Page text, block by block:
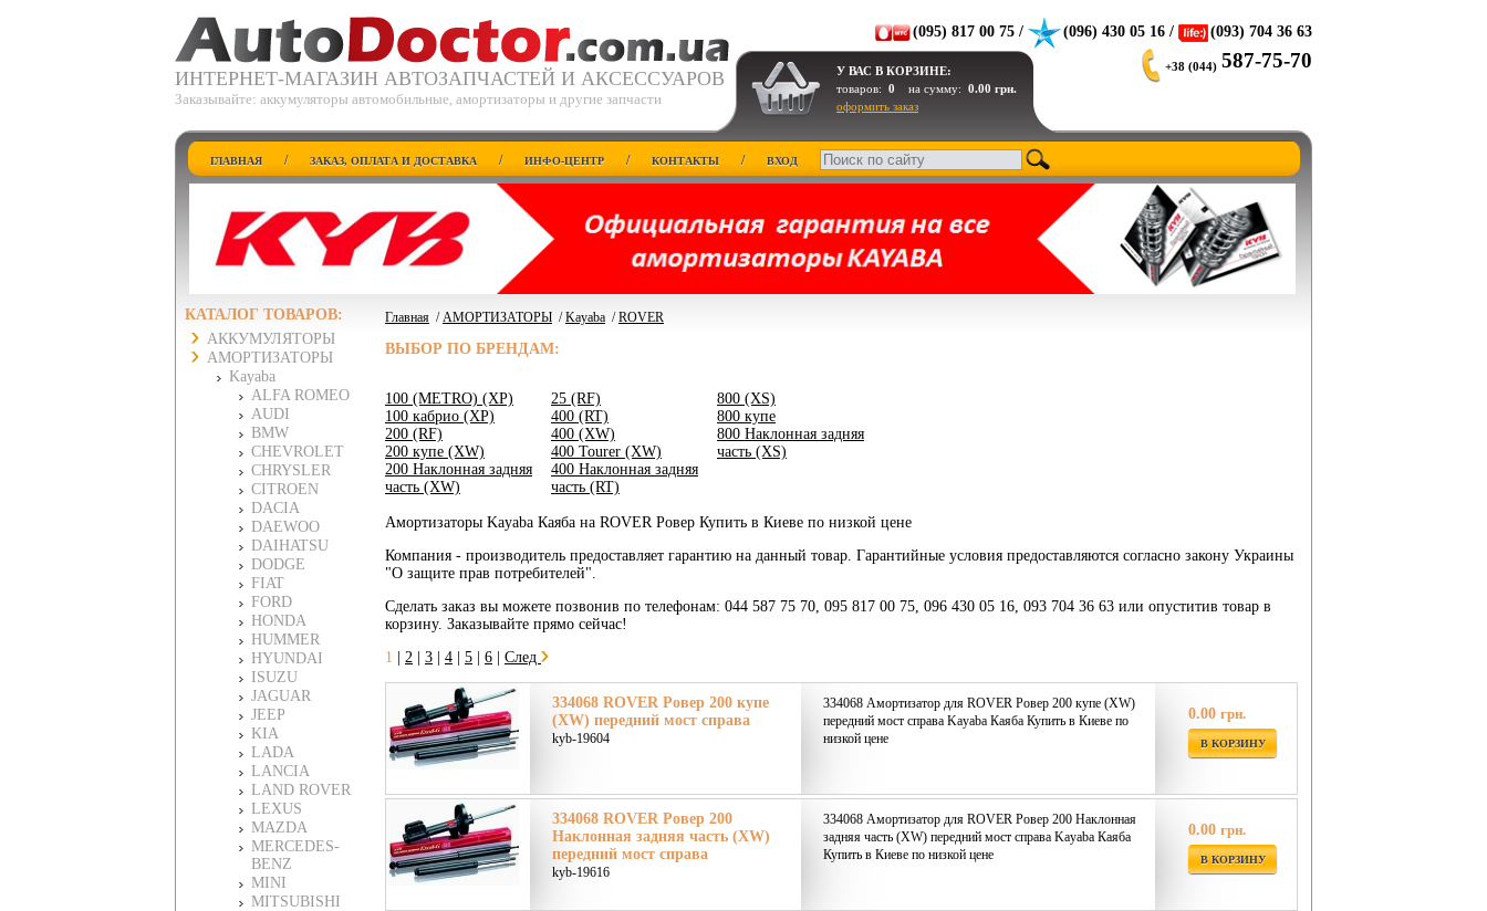
ИНТЕРНЕТ-МАГАЗИН АВТОЗАПЧАСТЕЙ И АКСЕССУАРОВ
Заказывайте: аккумуляторы автомобильные, амортизаторы и другие запчасти
(095) 817 00 75 / (096) 430 05 16 / (093) 704 36 63
У ВАС В КОРЗИНЕ:
товаров: 0 на сумму: 0.00 грн.
оформить заказ
+38 (044) 587-75-70
ГЛАВНАЯ / ЗАКАЗ, ОПЛАТА И ДОСТАВКА / ИНФО-ЦЕНТР / КОНТАКТЫ / ВХОД
КАТАЛОГ ТОВАРОВ:
АККУМУЛЯТОРЫ
АМОРТИЗАТОРЫ
Kayaba
ALFA ROMEO
AUDI
BMW
CHEVROLET
CHRYSLER
CITROEN
DACIA
DAEWOO
DAIHATSU
DODGE
FIAT
FORD
HONDA
HUMMER
HYUNDAI
ISUZU
JAGUAR
JEEP
KIA
LADA
LANCIA
LAND ROVER
LEXUS
MAZDA
MERCEDES-
BENZ
MINI
MITSUBISHI
Главная /АМОРТИЗАТОРЫ /Kayaba /ROVER
ВЫБОР ПО БРЕНДАМ:
100 (METRO) (XP)
100 кабрио (XP)
200 (RF)
200 купе (XW)
200 Наклонная задняя
часть (XW)
25 (RF)
400 (RT)
400 (XW)
400 Tourer (XW)
400 Наклонная задняя
часть (RT)
800 (XS)
800 купе
800 Наклонная задняя
часть (XS)
Амортизаторы Kayaba Каяба на ROVER Ровер Купить в Киеве по низкой цене
Компания - производитель предоставляет гарантию на данный товар. Гарантийные условия предоставляются согласно закону Украины
"О защите прав потребителей".
Сделать заказ вы можете позвонив по телефонам: 044 587 75 70, 095 817 00 75, 096 430 05 16, 093 704 36 63 или опуститив товар в
корзину. Заказывайте прямо сейчас!
1
2 3 4 5 6 След
334068 ROVER Ровер 200 купе
(XW) передний мост справа
kyb-19604
334068 Амортизатор для ROVER Ровер 200 купе (XW)
передний мост справа Kayaba Каяба Купить в Киеве по
низкой цене
0.00 грн.
В КОРЗИНУ
334068 ROVER Ровер 200
Наклонная задняя часть (XW)
передний мост справа
kyb-19616
334068 Амортизатор для ROVER Ровер 200 Наклонная
задняя часть (XW) передний мост справа Kayaba Каяба
Купить в Киеве по низкой цене
0.00 грн.
В КОРЗИНУ